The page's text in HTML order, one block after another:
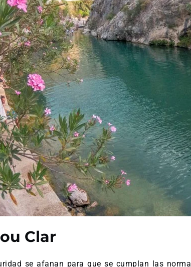
Clar
se afanan para que se cumplan las